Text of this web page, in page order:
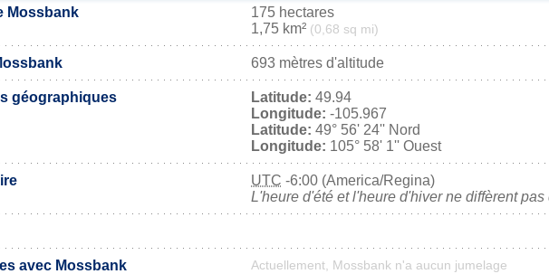
Mossbank
175 hectares
1,75 km² (0,68 sq mi)
693 mètres d'altitude
géographiques Latitude: 49.94
Longitude: -105.967
Latitude: 49° 56' 24'' Nord
Longitude: 105° 58' 1'' Ouest
UTC -6:00 (America/Regina)
L'heure d'été et l'heure d'hiver ne diffèrent
avec Mossbank Actuellement, Mossbank n'a aucun jumelage